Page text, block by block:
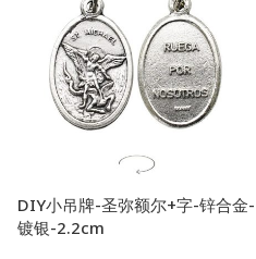
DIY小吊牌-圣弥额尔+字-锌合金-
镀银-2.2cm